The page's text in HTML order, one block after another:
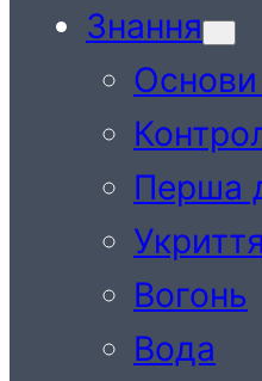
Знання
Перша
Укриття
Вогонь
Вода